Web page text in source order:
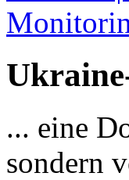
... eine
sondern